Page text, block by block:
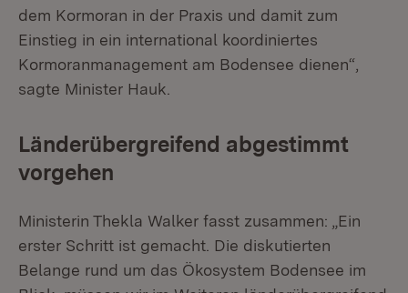
dem Kormoran in der Praxis und damit zum
Einstieg in ein international koordiniertes
Kormoranmanagement am Bodensee dienen“,
sagte Minister Hauk.
Länderübergreifend abgestimmt
vorgehen
Ministerin Thekla Walker fasst zusammen: „Ein
erster Schritt ist gemacht. Die diskutierten
Belange rund um das Ökosystem Bodensee im